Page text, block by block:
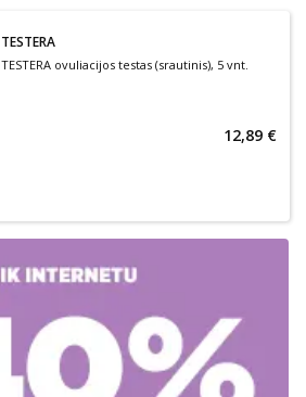
TESTERA
TESTERA ovuliacijos testas (srautinis), 5 vnt.
12,89 €